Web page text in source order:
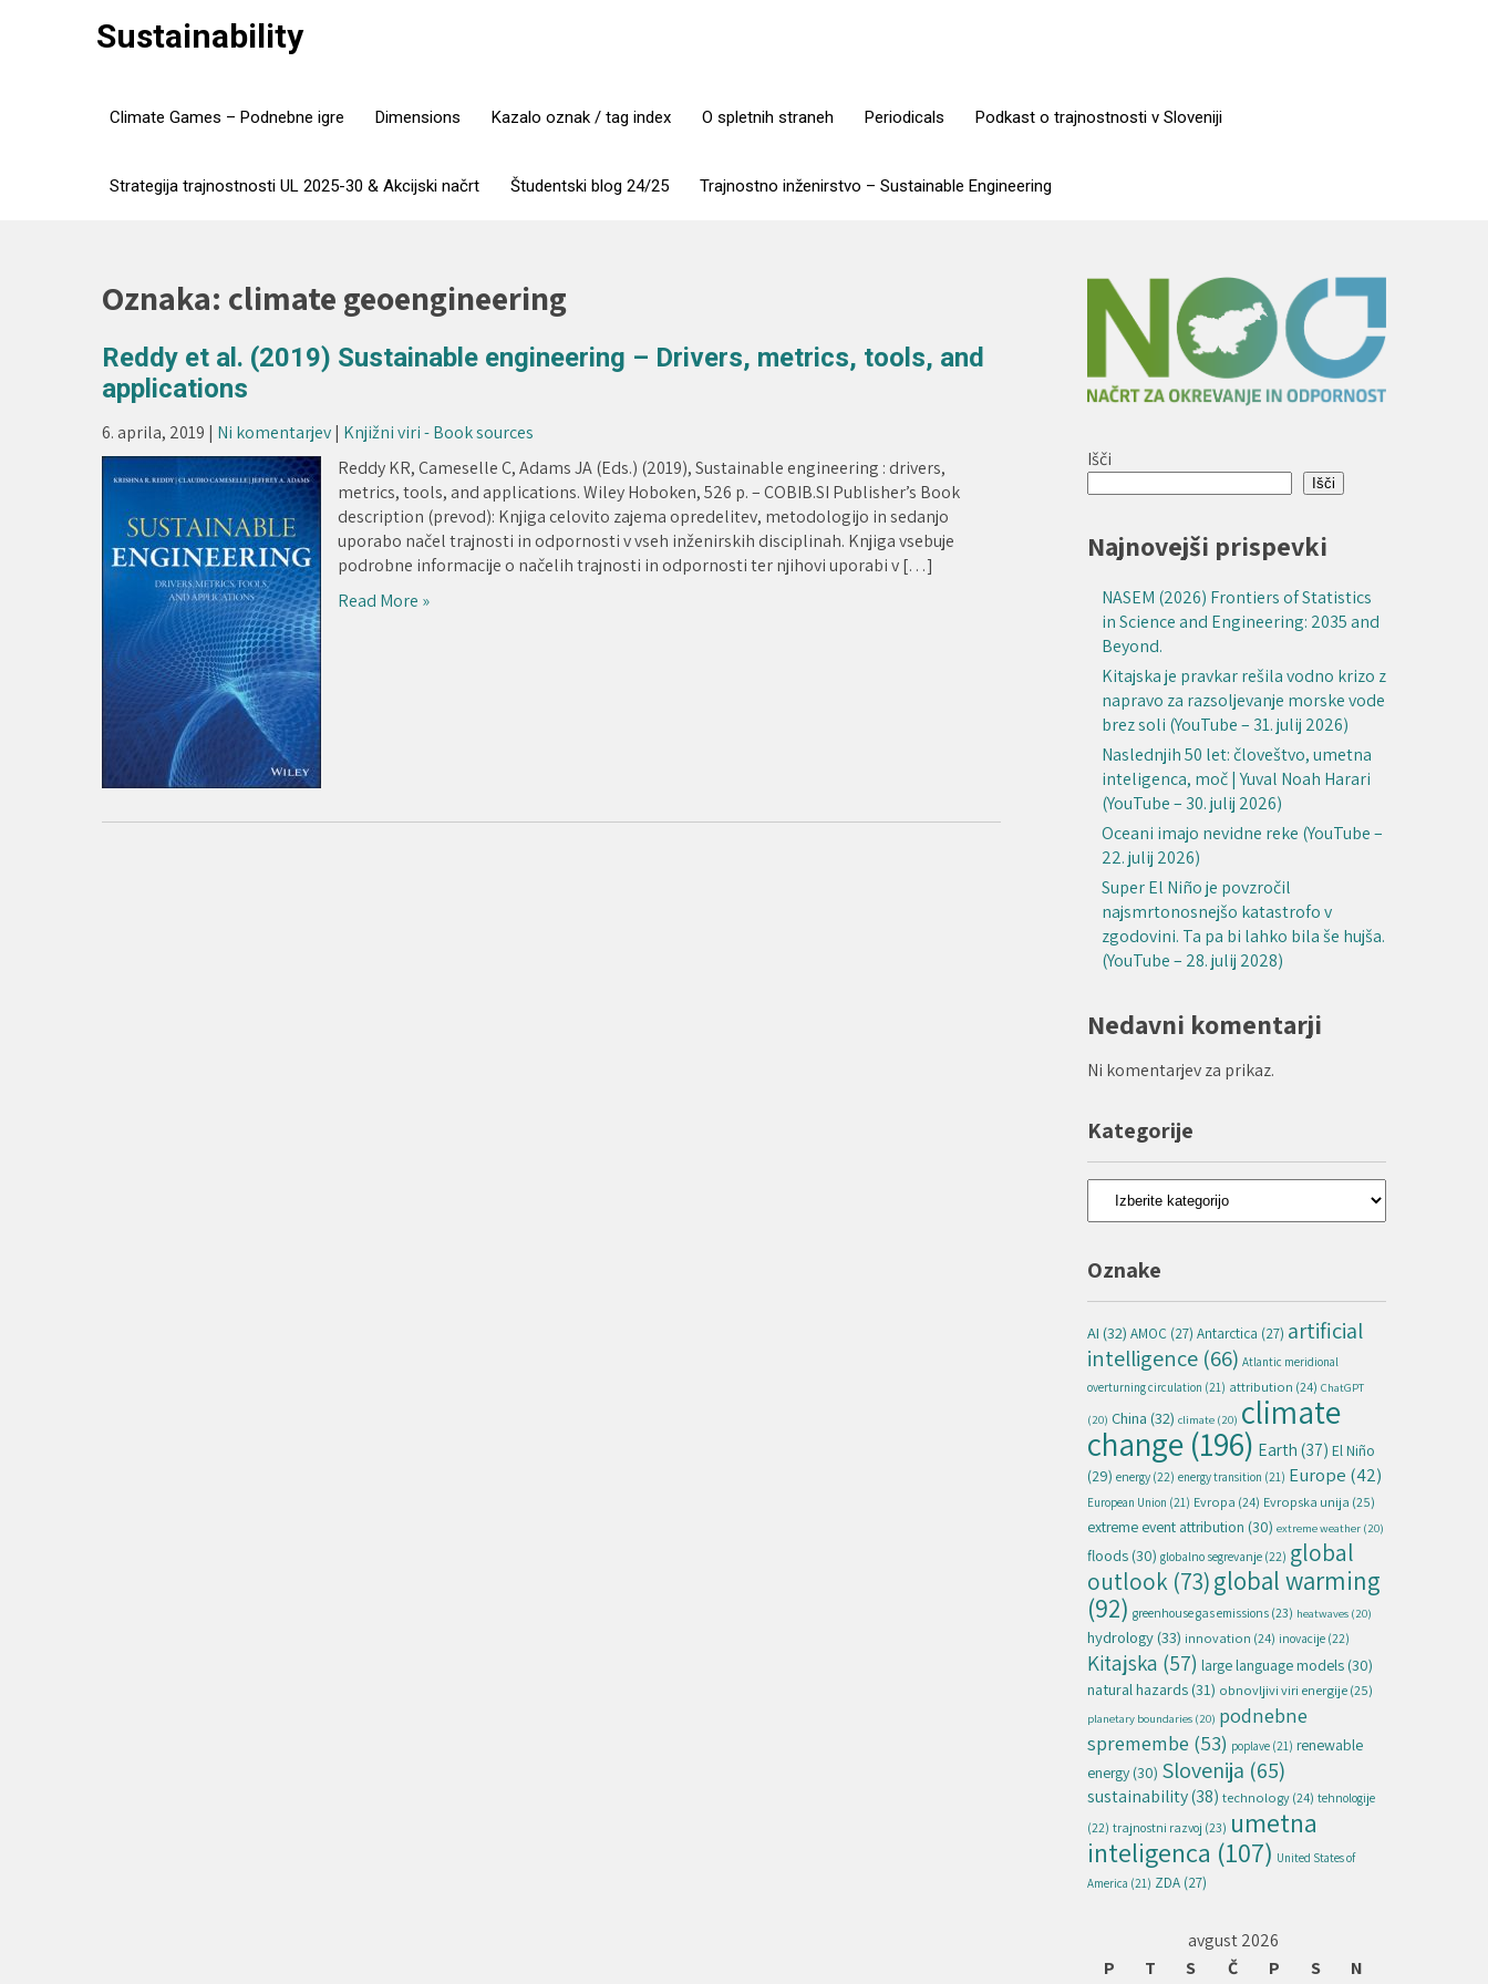
Sustainability
Climate Games – Podnebne igre Dimensions Kazalo oznak / tag index O spletnih straneh Periodicals Podkast o trajnostnosti v Sloveniji
Strategija trajnostnosti UL 2025-30 & Akcijski načrt Študentski blog 24/25 Trajnostno inženirstvo – Sustainable Engineering
Oznaka: climate geoengineering
Reddy et al. (2019) Sustainable engineering – Drivers, metrics, tools, and
applications
6. aprila, 2019 | Ni komentarjev| Knjižni viri - Book sources
Reddy KR, Cameselle C, Adams JA (Eds.) (2019), Sustainable engineering : drivers,
metrics, tools, and applications. Wiley Hoboken, 526 p. – COBIB.SI Publisher’s Book
description (prevod): Knjiga celovito zajema opredelitev, metodologijo in sedanjo
uporabo načel trajnosti in odpornosti v vseh inženirskih disciplinah. Knjiga vsebuje
podrobne informacije o načelih trajnosti in odpornosti ter njihovi uporabi v […]
Read More »
Išči
Išči
Najnovejši prispevki
NASEM (2026) Frontiers of Statistics
in Science and Engineering: 2035 and
Beyond.
Kitajska je pravkar rešila vodno krizo z
napravo za razsoljevanje morske vode
brez soli (YouTube – 31. julij 2026)
Naslednjih 50 let: človeštvo, umetna
inteligenca, moč | Yuval Noah Harari
(YouTube – 30. julij 2026)
Oceani imajo nevidne reke (YouTube –
22. julij 2026)
Super El Niño je povzročil
najsmrtonosnejšo katastrofo v
zgodovini. Ta pa bi lahko bila še hujša.
(YouTube – 28. julij 2028)
Nedavni komentarji
Ni komentarjev za prikaz.
Kategorije
Kategorije
Oznake
AI (32) AMOC (27) Antarctica (27) artificial
intelligence (66) Atlantic meridional
overturning circulation (21) attribution (24) ChatGPT
(20) China (32) climate (20) climate
change (196) Earth (37) El Niño
(29) energy (22) energy transition (21) Europe (42)
European Union (21) Evropa (24) Evropska unija (25)
extreme event attribution (30) extreme weather (20)
floods (30) globalno segrevanje (22) global
outlook (73)global warming
(92) greenhouse gas emissions (23) heatwaves (20)
hydrology(33) innovation (24) inovacije (22)
Kitajska (57) large language models (30)
natural hazards (31) obnovljivi viri energije(25)
planetary boundaries (20) podnebne
spremembe (53) poplave (21) renewable
energy (30) Slovenija (65)
sustainability(38) technology(24) tehnologije
(22) trajnostni razvoj (23) umetna
inteligenca (107) United States of
America (21) ZDA (27)
avgust 2026
P
T S Č P S N